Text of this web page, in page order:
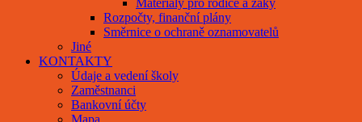
Materiály pro rodiče a žáky
Rozpočty, finanční plány
Směrnice o ochraně oznamovatelů
Jiné
KONTAKTY
Údaje a vedení školy
Zaměstnanci
Bankovní účty
Mapa